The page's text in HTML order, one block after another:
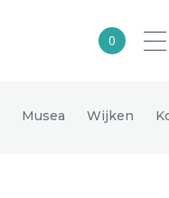
0
Musea Wijken